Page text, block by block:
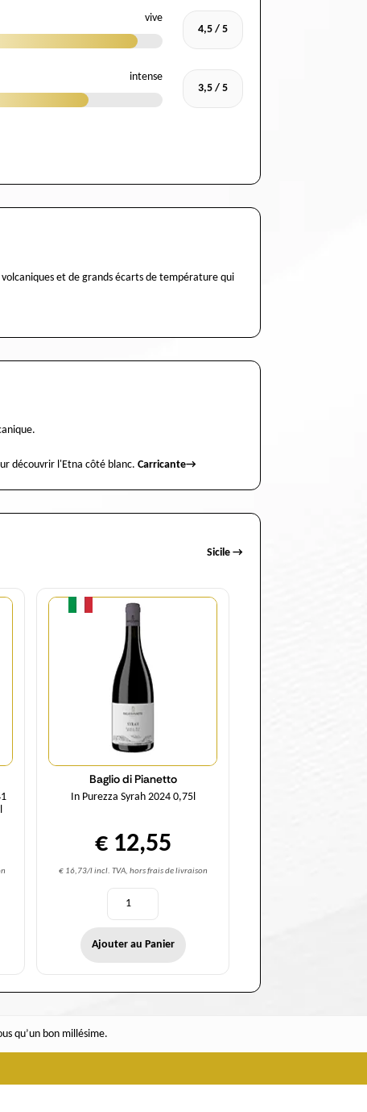
vive
4,5 / 5
intense
3,5 / 5
volcaniques et de grands écarts de température qui
découvrir l'Etna côté blanc. Carricante→
Sicile →
Baglio di Pianetto
In Purezza Syrah 2024 0,75l
€ 12,55
€ 16,73/l incl. TVA, hors frais de livraison
Quantité
Ajouter au Panier
qu’un bon millésime.